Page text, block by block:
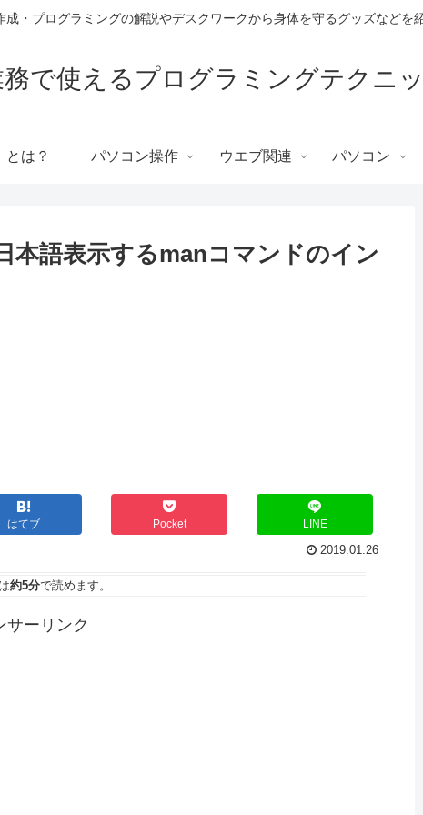
成・プログラミングの解説やデスクワークから身体を守るグッズなどを
で使えるプログラミングテクニ
は？ パソコン操作 ウエブ関連 パソコン
語表示するmanコマンドのイン
はてブ Pocket LINE
2019.01.26
約5分で読めます。
サーリンク